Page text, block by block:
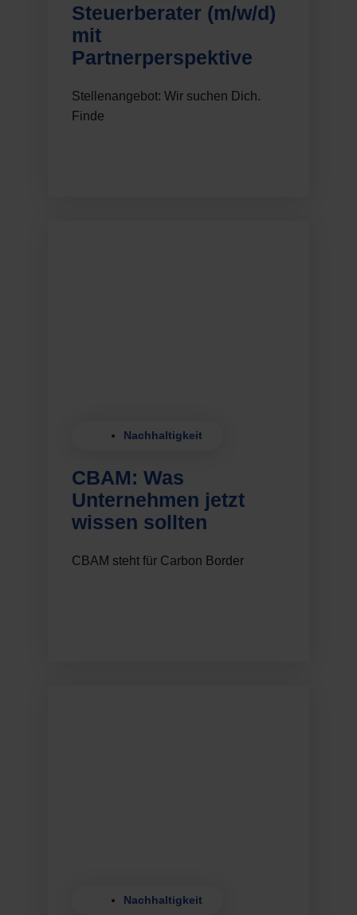
Steuerberater (m/w/d)
mit
Partnerperspektive
Stellenangebot: Wir suchen Dich.
Finde
Nachhaltigkeit
CBAM: Was
Unternehmen jetzt
wissen sollten
CBAM steht für Carbon Border
Nachhaltigkeit